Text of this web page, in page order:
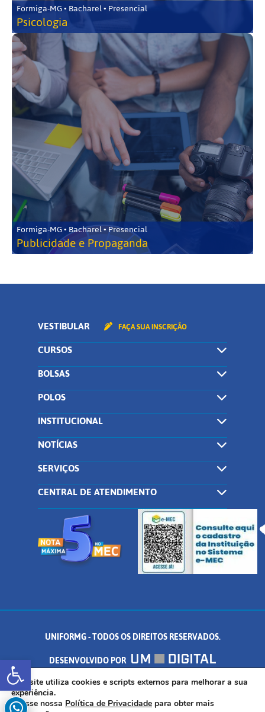
Abrir a barra de ferramentas
Formiga-MG • Bacharel • Presencial
Psicologia
Formiga-MG • Bacharel • Presencial
Publicidade e Propaganda
VESTIBULAR FAÇA SUA INSCRIÇÃO
CURSOS
BOLSAS
POLOS
INSTITUCIONAL
NOTÍCIAS
SERVIÇOS
CENTRAL DE ATENDIMENTO
UNIFORMG - TODOS OS DIREITOS RESERVADOS.
DESENVOLVIDO POR
AV. DR. ARNALDO DE SENNA, 328 - PALMEIRAS, FORMIGA/MG - CEP:
35.574.530
Este site utiliza cookies e scripts externos para melhorar a sua
experiência.
Acesse nossa Política de Privacidade para obter mais